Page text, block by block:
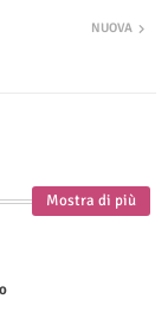
NUOVA
Mostra di più